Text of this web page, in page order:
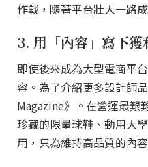
作戰，隨著平台壯大一路
3. 用「內容」寫下獲
即使後來成為大型電商平
容。為了介紹更多設計師
Magazine》。在營運最艱
珍藏的限量球鞋、動用大
用，只為維持高品質的內